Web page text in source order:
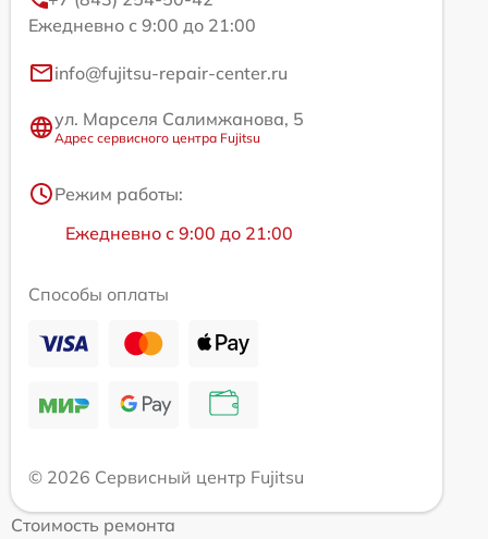
Ежедневно с 9:00 до 21:00
info@fujitsu-repair-center.ru
ул. Марселя Салимжанова, 5
Адрес сервисного центра Fujitsu
Режим работы:
Ежедневно с 9:00 до 21:00
Способы оплаты
© 2026 Сервисный центр Fujitsu
Стоимость ремонта